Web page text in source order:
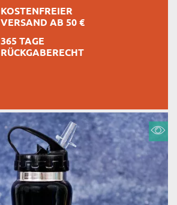
KOSTENFREIER
VERSAND AB 50 €
365 TAGE
RÜCKGABERECHT